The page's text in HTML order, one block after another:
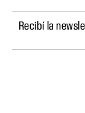
Recibí la